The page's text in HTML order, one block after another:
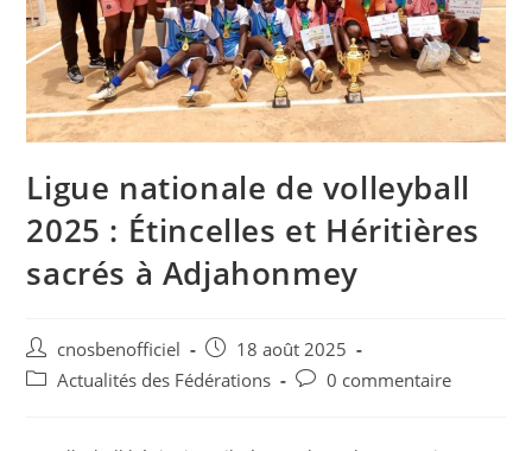
Ligue nationale de volleyball
2025 : Étincelles et Héritières
sacrés à Adjahonmey
cnosbenofficiel
18 août 2025
Actualités des Fédérations
0 commentaire